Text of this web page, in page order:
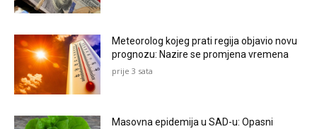
Meteorolog kojeg prati regija objavio novu
prognozu: Nazire se promjena vremena
prije 3 sata
Masovna epidemija u SAD-u: Opasni